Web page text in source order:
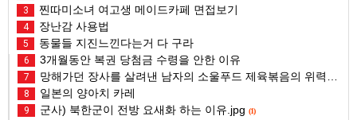
3 찐따미소녀 여고생 메이드카페 면접보기
4 장난감 사용법
5 동물들 지진느낀다는거 다 구라
6 3개월동안 복권 당첨금 수령을 안한 이유
7 망해가던 장사를 살려낸 남자의 소울푸드 제육볶음의 위력 ㅋㅋ
8 일본의 양아치 카레
9 군사) 북한군이 전방 요새화 하는 이유.jpg (1)